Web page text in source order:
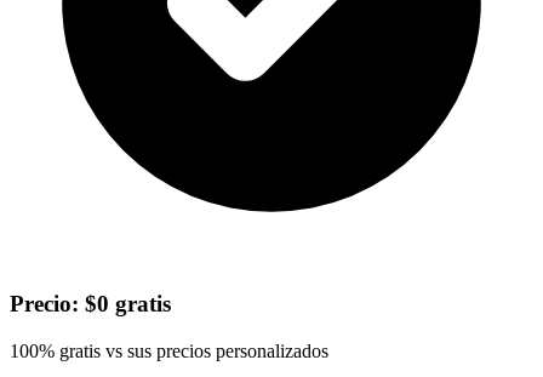
Precio: $0 gratis
100% gratis vs sus precios personalizados